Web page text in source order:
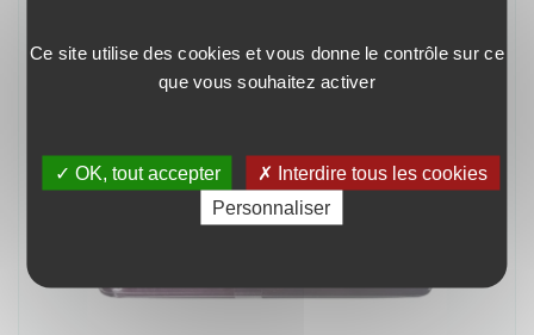
Ce site utilise des cookies et vous donne le contrôle sur ce
que vous souhaitez activer
✓ OK, tout accepter
✗ Interdire tous les cookies
Personnaliser